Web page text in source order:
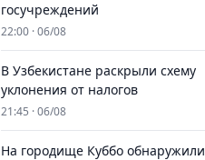
госучреждений
22:00 · 06/08
В Узбекистане раскрыли схему
уклонения от налогов
21:45 · 06/08
На городище Куббо обнаружили